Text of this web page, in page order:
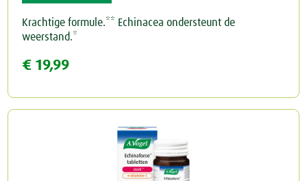
Krachtige formule.** Echinacea ondersteunt de
weerstand.*
€ 19,99